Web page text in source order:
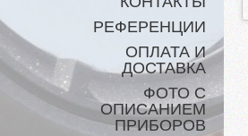
РЕФЕРЕНЦИИ
ОПЛАТА И
ДОСТАВКА
ФОТО С
ОПИСАНИЕМ
ПРИБОРОВ